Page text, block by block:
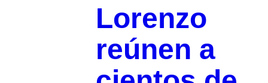
Lorenzo
reúnen a